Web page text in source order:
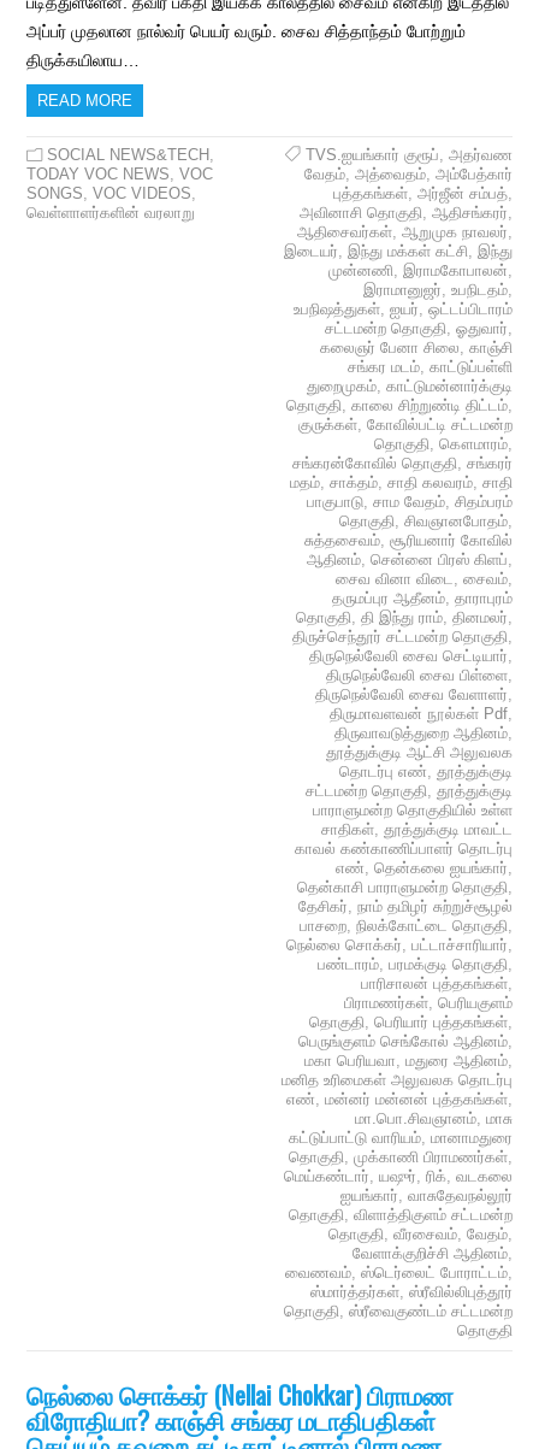
அப்பர் முதலான நால்வர் பெயர் வரும். சைவ சித்தாந்தம் போற்றும்
திருக்கயிலாய…
READ MORE
SOCIAL NEWS&TECH ,
TODAY VOC NEWS,VOC
SONGS,VOC VIDEOS,
வெள்ளாளர்களின் வரலாறு
TVS.ஐயங்கார் குரூப், அதர்வண
வேதம், அத்வைதம், அம்பேத்கார்
புத்தகங்கள், அர்ஜீன் சம்பத்,
அவினாசி தொகுதி, ஆதிசங்கரர்,
ஆதிசைவர்கள், ஆறுமுக நாவலர்,
இடையர், இந்து மக்கள் கட்சி, இந்து
முன்னணி, இராமகோபாலன்,
இராமானுஜர், உபநிடதம்,
உபநிஷத்துகள், ஐயர், ஒட்டப்பிடாரம்
சட்டமன்ற தொகுதி, ஓதுவார்,
கலைஞர் பேனா சிலை, காஞ்சி
சங்கர மடம், காட்டுப்பள்ளி
துறைமுகம், காட்டுமன்னார்க்குடி
தொகுதி, காலை சிற்றுண்டி திட்டம்,
குருக்கள், கோவில்பட்டி சட்டமன்ற
தொகுதி, கௌமாரம்,
சங்கரன்கோவில் தொகுதி, சங்கரர்
மதம், சாக்தம், சாதி கலவரம், சாதி
பாகுபாடு, சாம வேதம், சிதம்பரம்
தொகுதி, சிவஞானபோதம்,
சுத்தசைவம், சூரியனார் கோவில்
ஆதினம், சென்னை பிரஸ் கிளப்,
சைவ வினா விடை, சைவம்,
தருமப்புர ஆதீனம், தாராபுரம்
தொகுதி, தி இந்து ராம், தினமலர்,
திருச்செந்தூர் சட்டமன்ற தொகுதி,
திருநெல்வேலி சைவ செட்டியார்,
திருநெல்வேலி சைவ பிள்ளை,
திருநெல்வேலி சைவ வேளாளர்,
திருமாவளவன் நூல்கள் Pdf,
திருவாவடுத்துறை ஆதினம்,
தூத்துக்குடி ஆட்சி அலுவலக
தொடர்பு எண், தூத்துக்குடி
சட்டமன்ற தொகுதி, தூத்துக்குடி
பாராளுமன்ற தொகுதியில் உள்ள
சாதிகள், தூத்துக்குடி மாவட்ட
காவல் கண்காணிப்பாளர் தொடர்பு
எண், தென்கலை ஐயங்கார்,
தென்காசி பாராளுமன்ற தொகுதி,
தேசிகர், நாம் தமிழர் சுற்றுச்சூழல்
பாசறை, நிலக்கோட்டை தொகுதி,
நெல்லை சொக்கர், பட்டாச்சாரியார்,
பண்டாரம், பரமக்குடி தொகுதி,
பாரிசாலன் புத்தகங்கள்,
பிராமணர்கள், பெரியகுளம்
தொகுதி, பெரியார் புத்தகங்கள்,
பெருங்குளம் செங்கோல் ஆதினம்,
மகா பெரியவா, மதுரை ஆதினம்,
மனித உரிமைகள் அலுவலக தொடர்பு
எண், மன்னர் மன்னன் புத்தகங்கள்,
மா.பொ.சிவஞானம், மாசு
கட்டுப்பாட்டு வாரியம், மானாமதுரை
தொகுதி, முக்காணி பிராமணர்கள்,
மெய்கண்டார், யஷுர், ரிக், வடகலை
ஐயங்கார், வாசுதேவநல்லூர்
தொகுதி, விளாத்திகுளம் சட்டமன்ற
தொகுதி, வீரசைவம், வேதம்,
வேளாக்குறிச்சி ஆதினம்,
வைணவம், ஸ்டெர்லைட் போராட்டம்,
ஸ்மார்த்தர்கள், ஸ்ரீவில்லிபுத்தூர்
தொகுதி, ஸ்ரீவைகுண்டம் சட்டமன்ற
தொகுதி
நெல்லை சொக்கர் (Nellai Chokkar) பிராமண
விரோதியா? காஞ்சி சங்கர மடாதிபதிகள்